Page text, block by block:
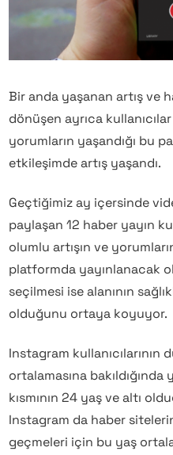
Bir anda yaşanan artış ve
dönüşen ayrıca
yorumların yaşandığı bu
etkileşimde artış yaşandı.
Geçtiğimiz ay içersinde
paylaşan 12 haber yayın
olumlu artışın ve
platformda yayınlanacak
seçilmesi ise alanının
olduğunu ortaya koyuyor.
Instagram kullanıcılarının
ortalamasına
kısmının 24 yaş ve altı
Instagram da haber
geçmeleri için bu yaş